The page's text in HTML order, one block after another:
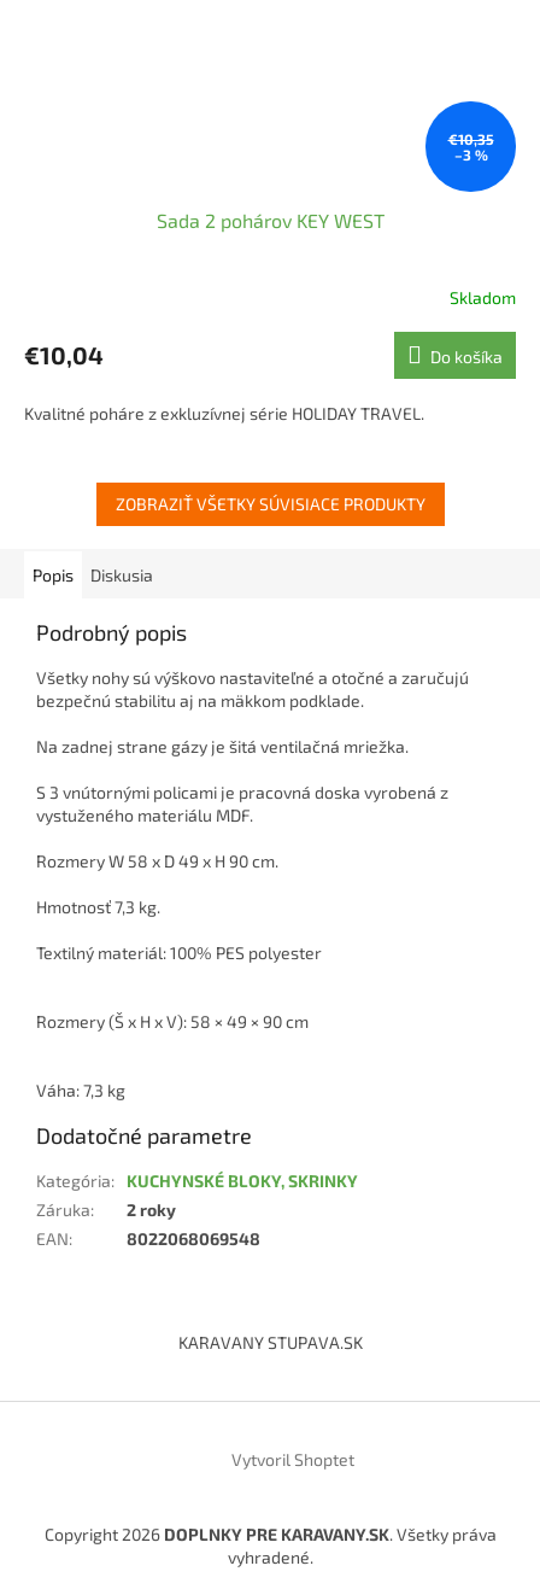
€10,35
–3 %
Sada 2 pohárov KEY WEST
produktu
je
z
Skladom
€10,04 Do košíka
Kvalitné poháre z exkluzívnej série HOLIDAY TRAVEL.
ZOBRAZIŤ VŠETKY SÚVISIACE PRODUKTY
Popis Diskusia
Podrobný popis
Všetky nohy sú výškovo nastaviteľné a otočné a zaručujú
bezpečnú stabilitu aj na mäkkom podklade.
Na zadnej strane gázy je šitá ventilačná mriežka.
S 3 vnútornými policami je pracovná doska vyrobená z
vystuženého materiálu MDF.
Rozmery W 58 x D 49 x H 90 cm.
Hmotnosť 7,3 kg.
Textilný materiál: 100% PES polyester
Rozmery (Š x H x V): 58 × 49 × 90 cm
Váha: 7,3 kg
Dodatočné parametre
Kategória:
KUCHYNSKÉ BLOKY, SKRINKY
Záruka:
2 roky
EAN: 8022068069548
KARAVANY STUPAVA.SK
Vytvoril Shoptet
Copyright 2026 DOPLNKY PRE KARAVANY.SK. Všetky práva
vyhradené.